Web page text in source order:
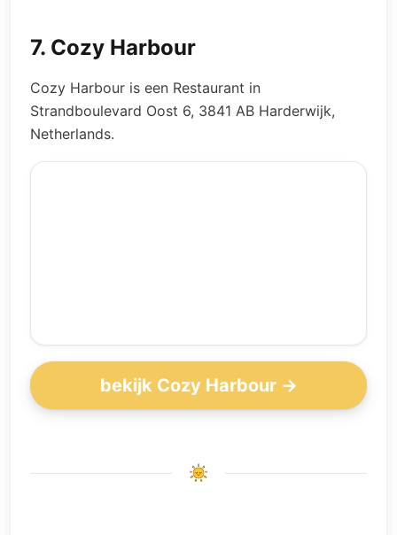
7. Cozy Harbour
Cozy Harbour is een Restaurant in
Strandboulevard Oost 6, 3841 AB Harderwijk,
Netherlands.
bekijk Cozy Harbour →